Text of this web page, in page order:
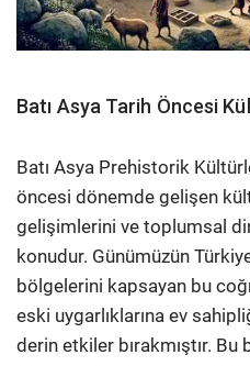
Batı Asya Tarih Öncesi
Batı Asya Prehistorik
öncesi dönemde gelişen
gelişimlerini ve toplumsal
konudur. Günümüzün
bölgelerini kapsayan bu
eski uygarlıklarına ev
derin etkiler bırakmıştır.